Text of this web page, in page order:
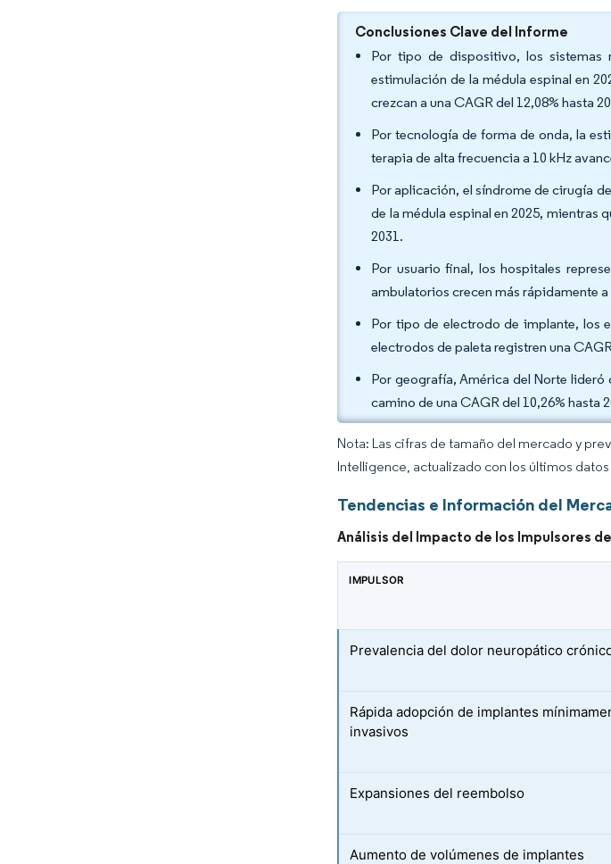
Conclusiones Clave del Informe
Por tipo de dispositivo, los sistemas
estimulación de la médula espinal en
crezcan a una CAGR del 12,08% hasta
Por tecnología de forma de onda, la
terapia de alta frecuencia a 10 kHz
Por aplicación, el síndrome de cirugía
de la médula espinal en 2025, mientras
2031.
Por usuario final, los hospitales
ambulatorios crecen más rápidamente a
Por tipo de electrodo de implante, los
electrodos de paleta registren una
Por geografía, América del Norte lideró
camino de una CAGR del 10,26% hasta
Nota: Las cifras de tamaño del mercado y
Intelligence, actualizado con los últimos
Tendencias e Información del
Análisis del Impacto de los Impulsores
IMPULSOR
Prevalencia del dolor neuropático
Rápida adopción de implantes
invasivos
Expansiones del reembolso
Aumento de volúmenes de implantes